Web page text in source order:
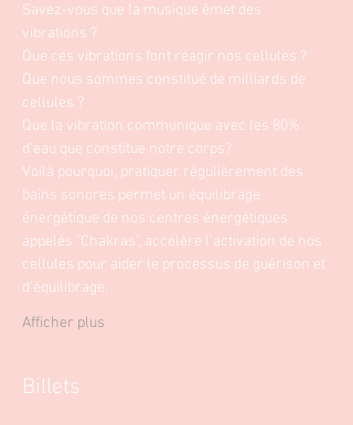
Savez-vous que la musique émet des
vibrations ?
Que ces vibrations font réagir nos cellules ?
Que nous sommes constitué de milliards de
cellules ?
Que la vibration communique avec les 80%
d'eau que constitue notre corps?
Voilà pourquoi, pratiquer régulièrement des
bains sonores permet un équilibrage
énergétique de nos centres énergétiques
appelés "Chakras", accélère l'activation de nos
cellules pour aider le processus de guérison et
d'équilibrage.
Afficher plus
Billets